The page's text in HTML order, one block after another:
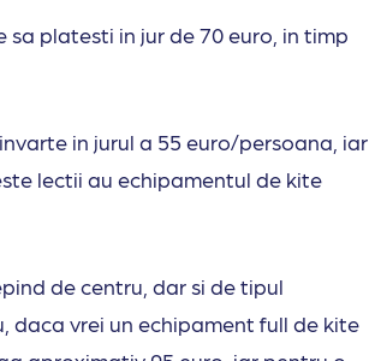
platesti in jur de 70 euro, in timp
in jurul a 55 euro/persoana, iar
lectii au echipamentul de kite
de centru, dar si de tipul
daca vrei un echipament full de kite